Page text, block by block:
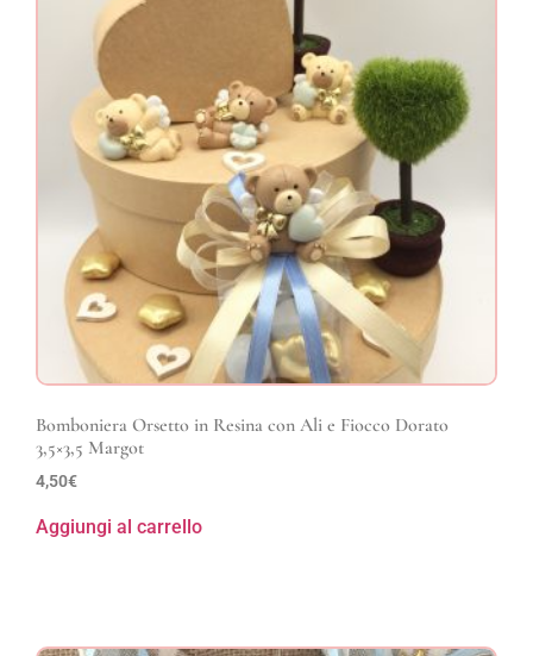
Bomboniera Orsetto in Resina con Ali e Fiocco Dorato
3,5×3,5 Margot
4,50€
Aggiungi al carrello